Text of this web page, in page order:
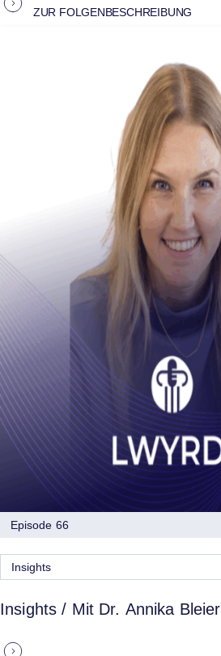
ZUR FOLGENBESCHREIBUNG
Episode 66
Insights
Insights / Mit Dr. Annika Bleier